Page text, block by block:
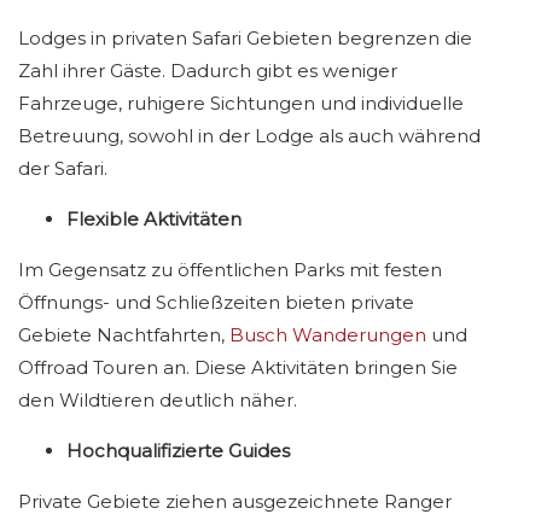
Lodges in privaten Safari Gebieten begrenzen die
Zahl ihrer Gäste. Dadurch gibt es weniger
Fahrzeuge, ruhigere Sichtungen und individuelle
Betreuung, sowohl in der Lodge als auch während
der Safari.
Flexible Aktivitäten
Im Gegensatz zu öffentlichen Parks mit festen
Öffnungs- und Schließzeiten bieten private
Gebiete Nachtfahrten, Busch Wanderungen und
Offroad Touren an. Diese Aktivitäten bringen Sie
den Wildtieren deutlich näher.
Hochqualifizierte Guides
Private Gebiete ziehen ausgezeichnete Ranger